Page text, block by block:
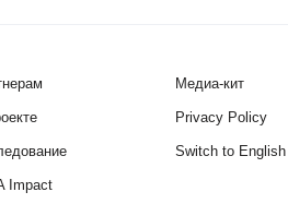
Impact
Медиа-кит
Privacy Policy
Switch to English